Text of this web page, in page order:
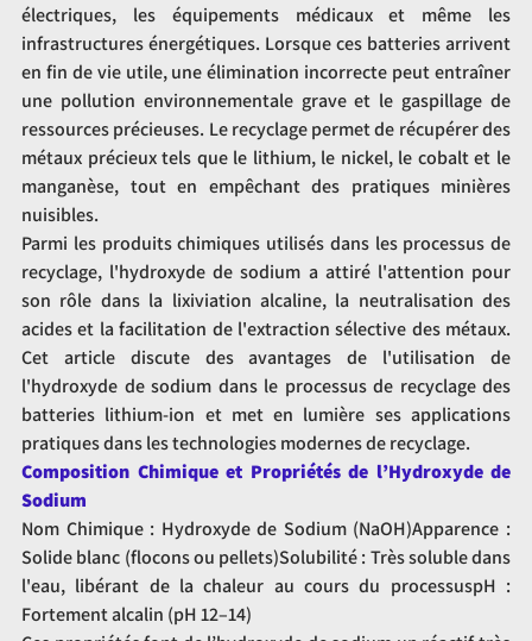
électriques, les équipements médicaux et même les
infrastructures énergétiques. Lorsque ces batteries arrivent
en fin de vie utile, une élimination incorrecte peut entraîner
une pollution environnementale grave et le gaspillage de
ressources précieuses. Le recyclage permet de récupérer des
métaux précieux tels que le lithium, le nickel, le cobalt et le
manganèse, tout en empêchant des pratiques minières
nuisibles.
Parmi les produits chimiques utilisés dans les processus de
recyclage, l'hydroxyde de sodium a attiré l'attention pour
son rôle dans la lixiviation alcaline, la neutralisation des
acides et la facilitation de l'extraction sélective des métaux.
Cet article discute des avantages de l'utilisation de
l'hydroxyde de sodium dans le processus de recyclage des
batteries lithium-ion et met en lumière ses applications
pratiques dans les technologies modernes de recyclage.
Composition Chimique et Propriétés de l’Hydroxyde de
Sodium
Nom Chimique : Hydroxyde de Sodium (NaOH)Apparence :
Solide blanc (flocons ou pellets)Solubilité : Très soluble dans
l'eau, libérant de la chaleur au cours du processuspH :
Fortement alcalin (pH 12–14)